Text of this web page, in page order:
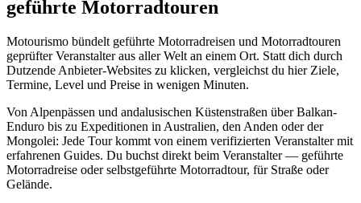
geführte Motorradtouren
Motourismo bündelt geführte Motorradreisen und Motorradtouren
geprüfter Veranstalter aus aller Welt an einem Ort. Statt dich durch
Dutzende Anbieter-Websites zu klicken, vergleichst du hier Ziele,
Termine, Level und Preise in wenigen Minuten.
Von Alpenpässen und andalusischen Küstenstraßen über Balkan-
Enduro bis zu Expeditionen in Australien, den Anden oder der
Mongolei: Jede Tour kommt von einem verifizierten Veranstalter mit
erfahrenen Guides. Du buchst direkt beim Veranstalter — geführte
Motorradreise oder selbstgeführte Motorradtour, für Straße oder
Gelände.